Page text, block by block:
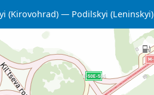
(Kirovohrad) Podilskyi (Leninskyi)